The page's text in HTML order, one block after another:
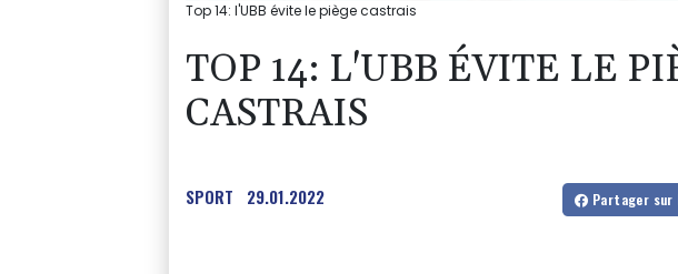
Top 14: l'UBB évite le piège castrais
TOP 14: L'UBB ÉVITE LE
CASTRAIS
SPORT 29.01.2022 Partager sur